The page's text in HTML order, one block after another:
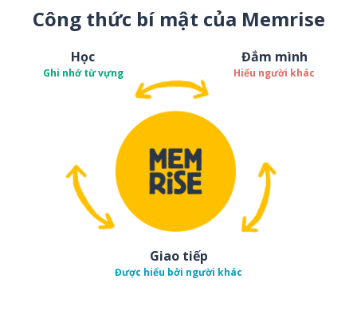
Công thức bí mật của Memrise
Học
Ghi nhớ từ vựng
Đắm mình
Hiểu người khác
Giao tiếp
Được hiểu bởi người khác